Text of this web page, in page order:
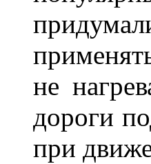
не
дороги
при